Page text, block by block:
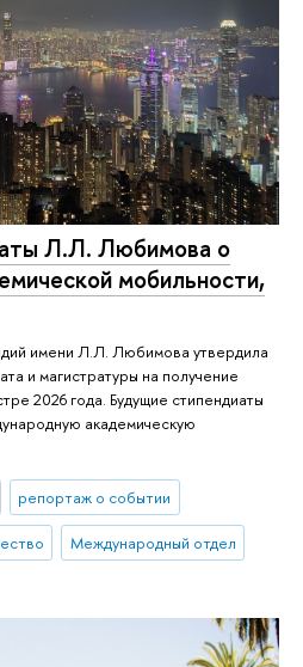
Л.Л. Любимова о
мобильности,
имени Л.Л. Любимова утвердила
и магистратуры на получение
2026 года. Будущие стипендиаты
академическую
репортаж о событии
Международный отдел